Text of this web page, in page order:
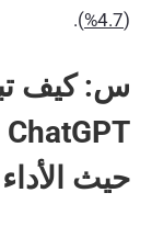
(
4.7%
).
س: كيف
حيث